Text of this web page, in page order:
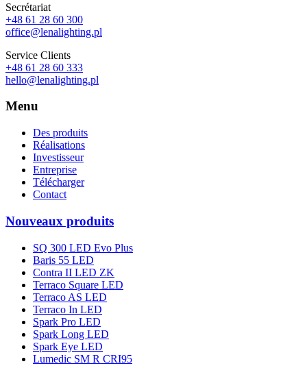
Secrétariat
+48 61 28 60 300
office@lenalighting.pl
Service Clients
+48 61 28 60 333
hello@lenalighting.pl
Menu
Des produits
Réalisations
Investisseur
Entreprise
Télécharger
Contact
Nouveaux produits
SQ 300 LED Evo Plus
Baris 55 LED
Contra II LED ZK
Terraco Square LED
Terraco AS LED
Terraco In LED
Spark Pro LED
Spark Long LED
Spark Eye LED
Lumedic SM R CRI95